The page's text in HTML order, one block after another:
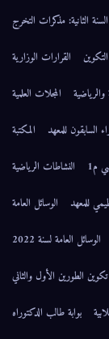
السنة الثانية: مذكرات التخرج
القرارات الوزارية
والرياضية
المجلات العلمية
السابقون للمعهد
المكتبة
م1
النشاطات الرياضية
للمعهد
الوسائل العامة
الوسائل العامة لسنة 2022
تكوين الطورين الأول والثاني
بوابة طالب الدكتوراه